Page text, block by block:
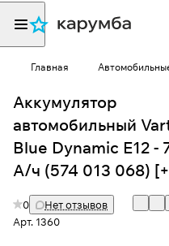
Главная
Аккумулятор
автомобильный
Blue Dynamic E12 -
А/ч (574 013 068)
0
Нет отзывов
Арт. 1360